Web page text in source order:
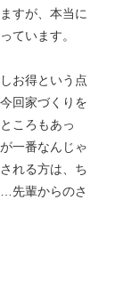
すが、本当に
ています。
お得という点
回家づくりを
ころもあっ
一番なんじゃ
れる方は、ち
先輩からのさ